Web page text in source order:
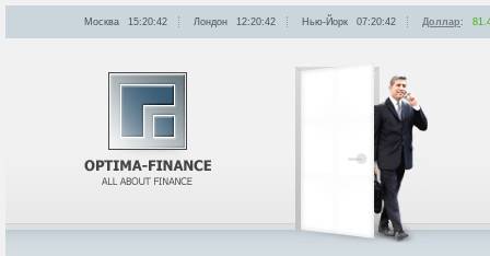
Москва 15:20:42 Лондон 12:20:42 Нью-Йорк 07:20:42 Доллар: